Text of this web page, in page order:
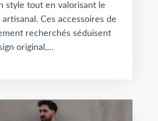
style tout en valorisant le
Ces accessoires de
recherchés séduisent
original,…